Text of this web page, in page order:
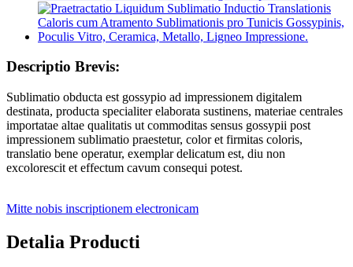
Descriptio Brevis:
Sublimatio obducta est gossypio ad impressionem digitalem
destinata, producta specialiter elaborata sustinens, materiae centrales
importatae altae qualitatis ut commoditas sensus gossypii post
impressionem sublimatio praestetur, color et firmitas coloris,
translatio bene operatur, exemplar delicatum est, diu non
excolorescit et effectum cavum consequi potest.
Mitte nobis inscriptionem electronicam
Detalia Producti